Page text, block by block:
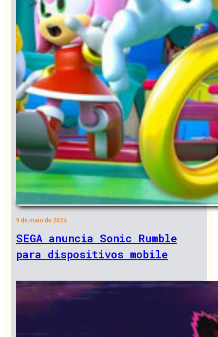
9 de maio de 2024
SEGA anuncia Sonic Rumble
para dispositivos mobile